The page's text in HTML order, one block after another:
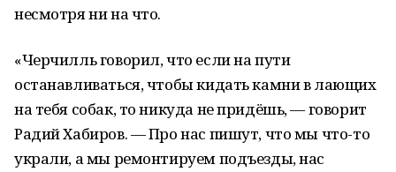
несмотря ни на что.
«Черчилль говорил, что если на пути
останавливаться, чтобы кидать камни в лающих
на тебя собак, то никуда не придёшь, — говорит
Радий Хабиров. — Про нас пишут, что мы что-то
украли, а мы ремонтируем подъезды, нас